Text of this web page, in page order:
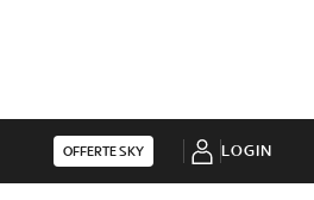
OFFERTE SKY LOGIN